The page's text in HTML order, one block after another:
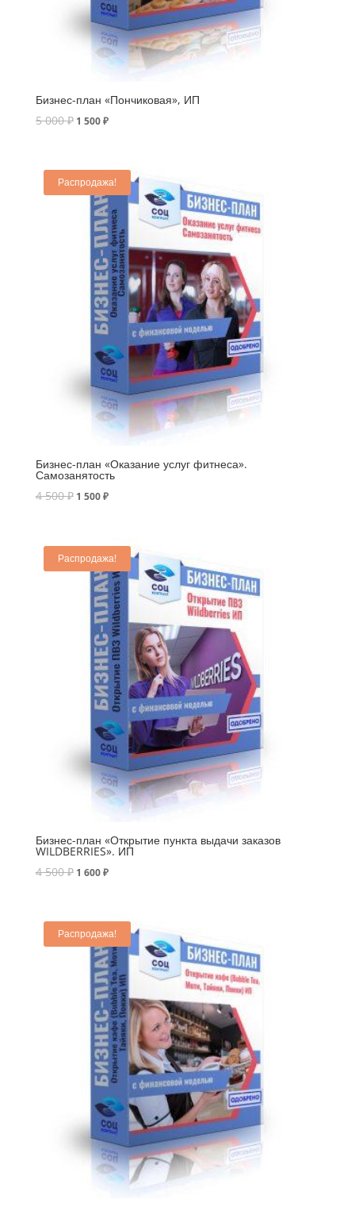
Бизнес-план «Пончиковая», ИП
5 000₽ 1 500₽
Распродажа!
Бизнес-план «Оказание услуг фитнеса».
Самозанятость
4 500₽ 1 500₽
Распродажа!
Бизнес-план «Открытие пункта выдачи заказов
WILDBERRIES». ИП
4 500₽ 1 600₽
Распродажа!